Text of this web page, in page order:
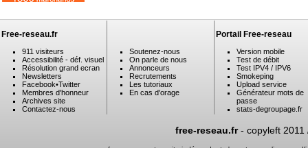
Free-reseau.fr
911 visiteurs
Accessibilité - déf. visuel
Résolution grand ecran
Newsletters
Facebook•Twitter
Membres d'honneur
Archives site
Contactez-nous
Soutenez-nous
On parle de nous
Annonceurs
Recrutements
Les tutoriaux
En cas d'orage
Portail Free-reseau
Version mobile
Test de débit
Test IPV4 / IPV6
Smokeping
Upload service
Générateur mots de
passe
stats-degroupage.fr
free-reseau.fr- copyleft 2011